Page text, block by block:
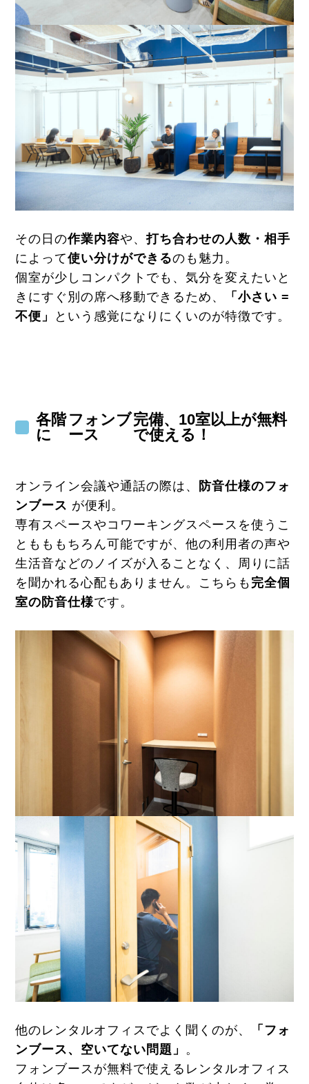
その日の作業内容や、打ち合わせの人数・相手
によって使い分けができるのも魅力。
個室が少しコンパクトでも、気分を変えたいと
きにすぐ別の席へ移動できるため、
「小さい =
不便」
という感覚になりにくいのが特徴です。
各階
に
フォンブ
ース
完備、10室以上が無料
で使える！
オンライン会議や通話の際は、
防音仕様のフォ
ンブース が便利。
専有スペースやコワーキングスペースを使うこ
ともももちろん可能ですが、他の利用者の声や
生活音などのノイズが入ることなく、周りに話
を聞かれる心配もありません。こちらも 完全個
室の防音仕様です。
他のレンタルオフィスでよく聞くのが、
「フォ
ンブース、空いてない問題」 。
フォンブースが無料で使えるレンタルオフィス